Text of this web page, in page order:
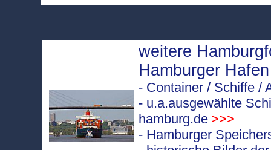
weitere
Hamburger Hafen
- Container / Schiffe /
- u.a.ausgewählte
hamburg.de >>>
- Hamburger